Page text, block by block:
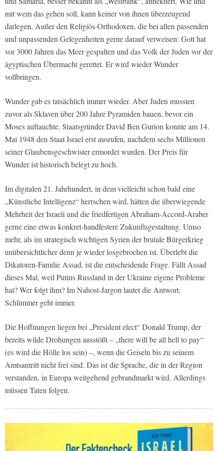
mit wem das gehen soll, kann keiner von ihnen überzeugend
darlegen. Außer den Religiös-Orthodoxen, die bei allen passenden
und unpassenden Gelegenheiten gerne darauf verweisen: Gott hat
vor 3000 Jahren das Meer gespalten und das Volk der Juden vor der
ägyptischen Übermacht gerettet. Er wird wieder Wunder
vollbringen.
Wunder gab es tatsächlich immer wieder. Aber Juden mussten
zuvor als Sklaven über 200 Jahre Pyramiden bauen, bevor ein
Moses auftauchte. Staatsgründer David Ben Gurion konnte am 14.
Mai 1948 den Staat Israel erst ausrufen, nachdem sechs Millionen
seiner Glaubensgeschwister ermordet wurden. Der Preis für
Wunder ist historisch belegt zu hoch.
Im digitalen 21. Jahrhundert, in dem vielleicht schon bald eine
„Künstliche Intelligenz“ herrschen wird, hätten die überwiegende
Mehrheit der Israeli und die friedfertigen Abraham-Accord-Araber
gerne eine etwas konkret-handfestere Zukunftsgestaltung. Umso
mehr, als im strategisch wichtigen Syrien der brutale Bürgerkrieg
unübersichtlicher denn je wieder losgebrochen ist. Überlebt die
Dikatoren-Familie Assad, ist die entscheidende Frage. Fällt Assad
dieses Mal, weil Putins Russland in der Ukraine eigene Probleme
hat? Wer folgt ihm? Im Nahost-Jargon lautet die Antwort:
Schlimmer geht immer.
Die Hoffnungen liegen bei „President elect“ Donald Trump, der
bereits wilde Drohungen ausstößt – „there will be all hell to pay“
(es wird die Hölle los sein) –, wenn die Geiseln bis zu seinem
Amtsantritt nicht frei sind. Das ist die Sprache, die in der Region
verstanden, in Europa weitgehend gebrandmarkt wird. Allerdings
müssen Taten folgen.